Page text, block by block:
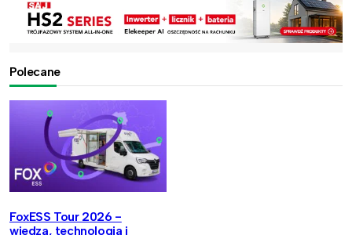
Polecane
FoxESS Tour 2026 -
wiedza, technologia i